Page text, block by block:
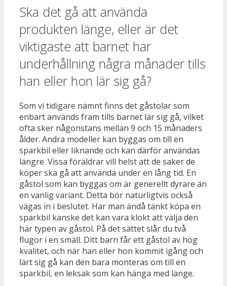
Ska det gå att använda
produkten länge, eller är det
viktigaste att barnet har
underhållning några månader tills
han eller hon lär sig gå?
Som vi tidigare nämnt finns det gåstolar som
enbart används fram tills barnet lär sig gå, vilket
ofta sker någonstans mellan 9 och 15 månaders
ålder. Andra modeller kan byggas om till en
sparkbil eller liknande och kan därför användas
längre. Vissa föräldrar vill helst att de saker de
köper ska gå att använda under en lång tid. En
gåstol som kan byggas om är generellt dyrare än
en vanlig variant. Detta bör naturligtvis också
vägas in i beslutet. Har man ändå tänkt köpa en
sparkbil kanske det kan vara klokt att välja den
här typen av gåstol. På det sättet slår du två
flugor i en smäll. Ditt barn får ett gåstol av hög
kvalitet, och när han eller hon kommit igång och
lärt sig gå kan den bara monteras om till en
sparkbil, en leksak som kan hänga med länge.